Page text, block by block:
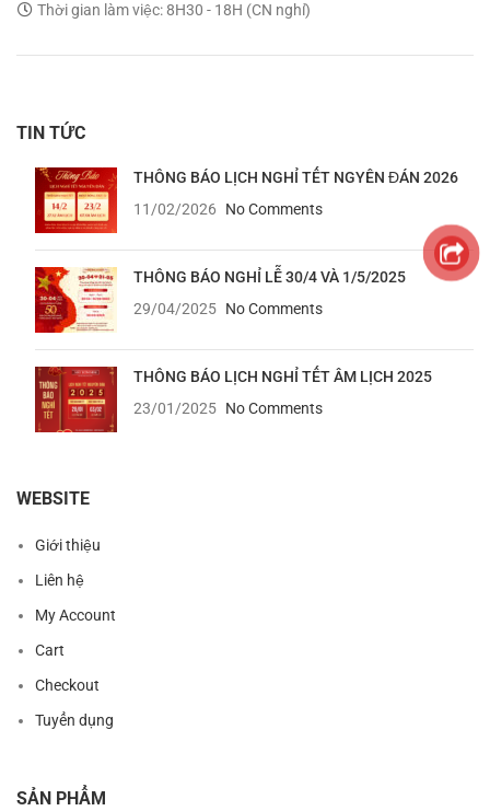
Thời gian làm việc: 8H30 - 18H (CN nghỉ)
TIN TỨC
THÔNG BÁO LỊCH NGHỈ TẾT NGYÊN ĐÁN 2026
11/02/2026
No Comments
THÔNG BÁO NGHỈ LỄ 30/4 VÀ 1/5/2025
29/04/2025 No Comments
THÔNG BÁO LỊCH NGHỈ TẾT ÂM LỊCH 2025
23/01/2025 No Comments
WEBSITE
Giới thiệu
Liên hệ
My Account
Cart
Checkout
Tuyển dụng
SẢN PHẨM